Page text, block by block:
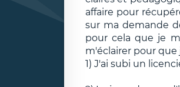
affaire pour
sur ma demande
pour cela que je
m'éclairer pour que
1) J'ai subi un